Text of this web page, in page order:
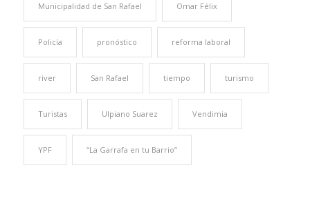
Municipalidad de San Rafael Omar Félix
Policía pronóstico reforma laboral
river San Rafael tiempo turismo
Turistas Ulpiano Suarez Vendimia
YPF “La Garrafa en tu Barrio”